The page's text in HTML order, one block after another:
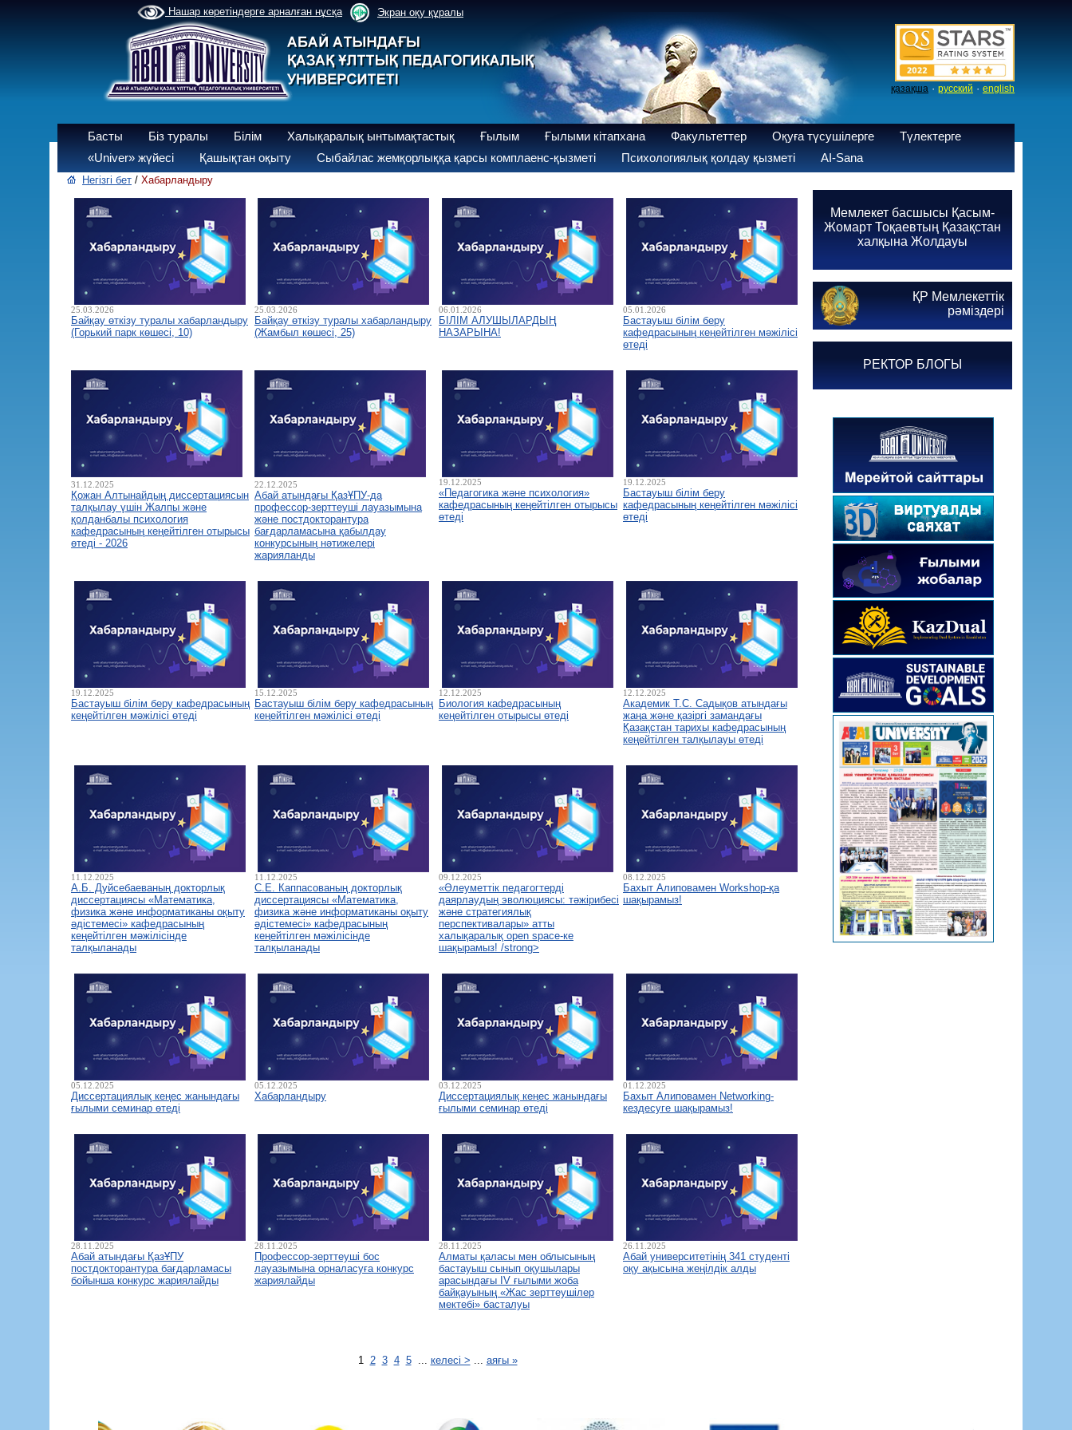
Нашар көретіндерге арналған нұсқа Экран оқу құралы
қазақша · русский · english
Басты Біз туралы Білім Халықаралық ынтымақтастық Ғылым Ғылыми кітапхана Факультеттер Оқуға түсушілерге
Түлектерге
«Univer» жүйесі
Қашықтан оқыту Сыбайлас жемқорлыққа қарсы комплаенс-қызметі Психологиялық қолдау қызметі AI-Sana
Негізгі бет / Хабарландыру
25.03.2026
Байқау өткізу туралы хабарландыру
(Горький парк көшесі, 10)
25.03.2026
Байқау өткізу туралы хабарландыру
(Жамбыл көшесі, 25)
06.01.2026
БІЛІМ АЛУШЫЛАРДЫҢ
НАЗАРЫНА!
05.01.2026
Бастауыш білім беру
кафедрасының кеңейтілген мәжілісі
өтеді
31.12.2025
Қожан Алтынайдың диссертациясын
талқылау үшін Жалпы және
қолданбалы психология
кафедрасының кеңейтілген отырысы
өтеді - 2026
22.12.2025
Абай атындағы ҚазҰПУ-да
профессор-зерттеуші лауазымына
және постдокторантура
бағдарламасына қабылдау
конкурсының нәтижелері
жарияланды
19.12.2025
«Педагогика және психология»
кафедрасының кеңейтілген отырысы
өтеді
19.12.2025
Бастауыш білім беру
кафедрасының кеңейтілген мәжілісі
өтеді
19.12.2025
Бастауыш білім беру кафедрасының
кеңейтілген мәжілісі өтеді
15.12.2025
Бастауыш білім беру кафедрасының
кеңейтілген мәжілісі өтеді
12.12.2025
Биология кафедрасының
кеңейтілген отырысы өтеді
12.12.2025
Академик Т.С. Садықов атындағы
жаңа және қазіргі замандағы
Қазақстан тарихы кафедрасының
кеңейтілген талқылауы өтеді
11.12.2025
А.Б. Дуйсебаеваның докторлық
диссертациясы «Математика,
физика және информатиканы оқыту
әдістемесі» кафедрасының
кеңейтілген мәжілісінде
талқыланады
11.12.2025
С.Е. Каппасованың докторлық
диссертациясы «Математика,
физика және информатиканы оқыту
әдістемесі» кафедрасының
кеңейтілген мәжілісінде
талқыланады
09.12.2025
«Әлеуметтік педагогтерді
даярлаудың эволюциясы: тәжірибесі
және стратегиялық
перспективалары» атты
халықаралық open space-ке
шақырамыз! /strong>
08.12.2025
Бахыт Алиповамен Workshop-қа
шақырамыз!
05.12.2025
Диссертациялық кеңес жанындағы
ғылыми семинар өтеді
05.12.2025
Хабарландыру
03.12.2025
Диссертациялық кеңес жанындағы
ғылыми семинар өтеді
01.12.2025
Бахыт Алиповамен Networking-
кездесуге шақырамыз!
28.11.2025
Абай атындағы ҚазҰПУ
постдокторантура бағдарламасы
бойынша конкурс жариялайды
28.11.2025
Профессор-зерттеуші бос
лауазымына орналасуға конкурс
жариялайды
28.11.2025
Алматы қаласы мен облысының
бастауыш сынып оқушылары
арасындағы IV ғылыми жоба
байқауының «Жас зерттеушілер
мектебі» басталуы
26.11.2025
Абай университетінің 341 студенті
оқу ақысына жеңілдік алды
1 2 3 4 5... келесі > ... аяғы »
Мемлекет басшысы Қасым-
Жомарт Тоқаевтың Қазақстан
халқына Жолдауы
ҚР Мемлекеттік
рәміздері
РЕКТОР БЛОГЫ